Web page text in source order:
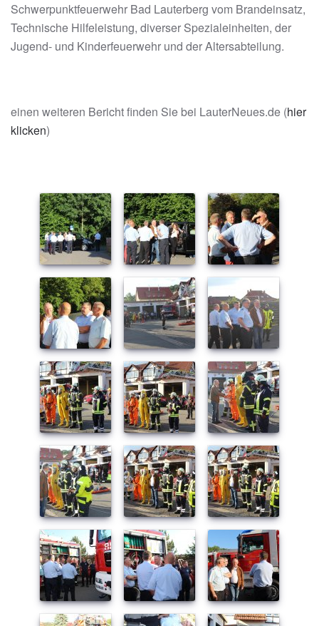
Schwerpunktfeuerwehr Bad Lauterberg vom Brandeinsatz,
Technische Hilfeleistung, diverser Spezialeinheiten, der
Jugend- und Kinderfeuerwehr und der Altersabteilung.
einen weiteren Bericht finden Sie bei LauterNeues.de (hier
klicken)